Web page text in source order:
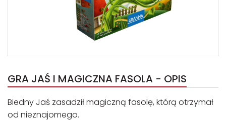
GRA JAŚ I MAGICZNA FASOLA - OPIS
Biedny Jaś zasadził magiczną fasolę, którą otrzymał
od nieznajomego.